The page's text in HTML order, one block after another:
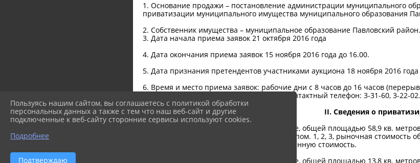
1. Основание продажи – постановление администрации муниципального
приватизации муниципального имущества муниципального образования
2. Собственник имущества – муниципальное образование Павловский район.
3. Дата начала приема заявок 21 октября 2016 года
4. Дата окончания приема заявок 15 ноября 2016 года до 16.00.
5. Дата признания претендентов участниками аукциона 18 ноября 2016 года
6. Время и место приема заявок: рабочие дни с 8 часов до 16 часов
кабинет № 45 (здание администрации). Контактный телефон: 3-31-60, 3-22-02.
II. Сведения о
Лот № 1. Помещения, назначение: нежилое, общей площадью 58,9 кв.
поселок Свободный, улица Мира, дом № 8, пом. 1, 2, 3, рыночная стоимость
восемь) рублей с учетом налога на добавленную стоимость.
Лот № 2. Помещение, назначение: нежилое, общей площадью 13,8 кв.
Пользуясь нашим сайтом, вы соглашаетесь с политикой обработки
персональных данных а также с тем что наш веб-сайт и другие
подключенные к веб-сайту сторонние сервисы используют cookies.
Подробнее
Подтверждаю